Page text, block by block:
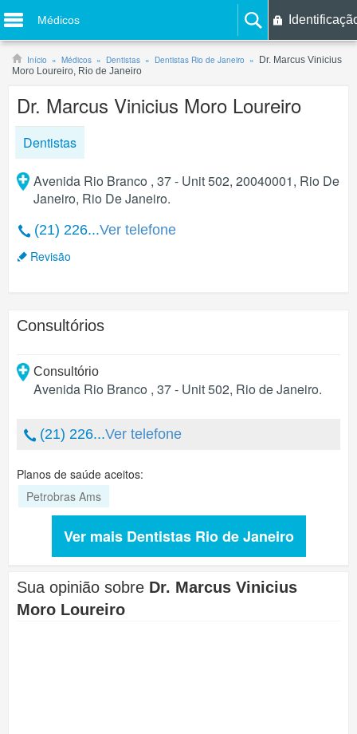
Médicos
Início Médicos Dentistas Dentistas Rio de Janeiro
Dr. Marcus Vinicius
Moro Loureiro, Rio de Janeiro
Dr. Marcus Vinicius Moro Loureiro
Dentistas
Avenida Rio Branco , 37 - Unit 502, 20040001, Rio De
Janeiro, Rio De Janeiro.
(21) 226...Ver telefone
Revisão
Consultórios
Consultório
Avenida Rio Branco , 37 - Unit 502, Rio de Janeiro.
(21) 226...Ver telefone
Planos de saúde aceitos:
Petrobras Ams
Ver mais Dentistas Rio de Janeiro
Sua opinião sobre Dr. Marcus Vinicius
Moro Loureiro